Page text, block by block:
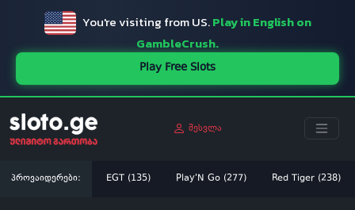
You're visiting from US.Play in English on
GambleCrush.
Play Free Slots
შესვლა
პროვაიდერები: EGT (135) Play'N Go (277) Red Tiger (238)